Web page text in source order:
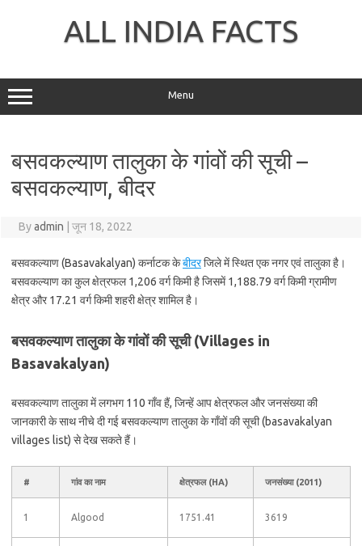
ALL INDIA FACTS
Menu
बसवकल्याण तालुका के गांवों की सूची –
बसवकल्याण, बीदर
Byadmin जून 18, 2022
बसवकल्याण (Basavakalyan) कर्नाटक केबीदरजिले में स्थित एक नगर एवं तालुका है।
बसवकल्याण का कुल क्षेत्रफल 1,206 वर्ग किमी है जिसमें 1,188.79 वर्ग किमी ग्रामीण
क्षेत्र और 17.21 वर्ग किमी शहरी क्षेत्र शामिल है।
बसवकल्याण तालुका के गांवों की सूची (Villages in
Basavakalyan)
बसवकल्याण तालुका में लगभग 110 गाँव हैं, जिन्हें आप क्षेत्रफल और जनसंख्या की
जानकारी के साथ नीचे दी गई बसवकल्याण तालुका के गाँवों की सूची (basavakalyan
villages list) से देख सकते हैं।
# गांव का नाम क्षेत्रफल (HA) जनसंख्या (2011)
1 Algood 1751.41 3619